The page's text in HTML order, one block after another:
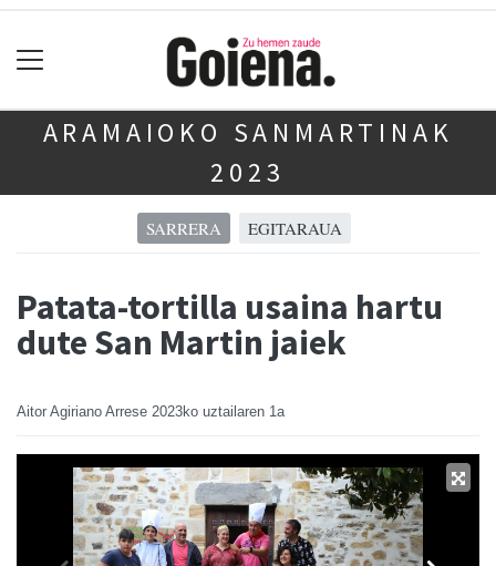
ARAMAIOKO SANMARTINAK
2023
SARRERA EGITARAUA
Patata-tortilla usaina hartu
dute San Martin jaiek
Aitor Agiriano Arrese 2023ko uztailaren 1a